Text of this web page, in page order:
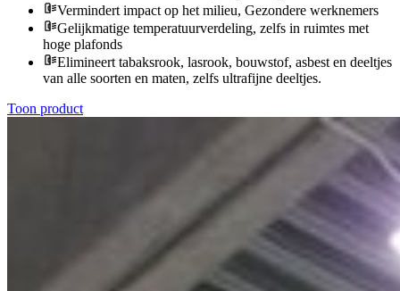
Vermindert impact op het milieu, Gezondere werknemers
Gelijkmatige temperatuurverdeling, zelfs in ruimtes met
hoge plafonds
Elimineert tabaksrook, lasrook, bouwstof, asbest en deeltjes
van alle soorten en maten, zelfs ultrafijne deeltjes.
Toon product